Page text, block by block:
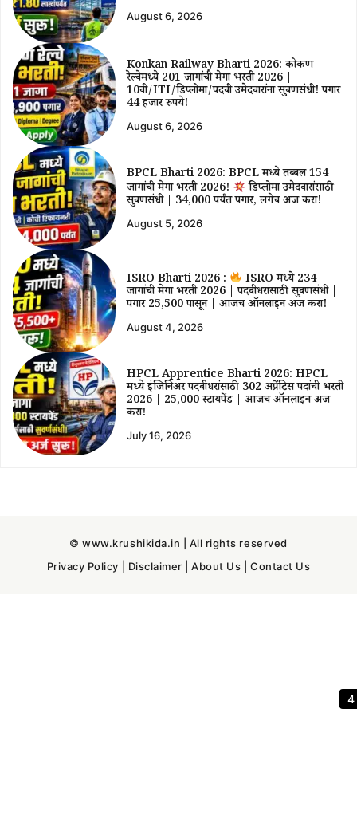
August 6, 2026
Konkan Railway Bharti 2026: कोकण
रेल्वेमध्ये 201 जागांची मेगा भरती 2026 |
10वी/ITI/डिप्लोमा/पदवी उमेदवारांना सुवर्णसंधी! पगार
44 हजार रुपये!
August 6, 2026
BPCL Bharti 2026: BPCL मध्ये तब्बल 154
जागांची मेगा भरती 2026!
डिप्लोमा उमेदवारांसाठी
सुवर्णसंधी | ₹34,000 पर्यंत पगार, लगेच अर्ज करा!
August 5, 2026
ISRO Bharti 2026 : ISRO मध्ये 234
जागांची मेगा भरती 2026 | पदवीधरांसाठी सुवर्णसंधी |
पगार ₹25,500 पासून | आजच ऑनलाईन अर्ज करा!
August 4, 2026
HPCL Apprentice Bharti 2026: HPCL
मध्ये इंजिनिअर पदवीधरांसाठी 302 अप्रेंटिस पदांची भरती
2026 | ₹25,000 स्टायपेंड | आजच ऑनलाईन अर्ज
करा!
July 16, 2026
© www.krushikida.in | All rights reserved
Privacy Policy
Disclaimer |About Us |Contact Us
3